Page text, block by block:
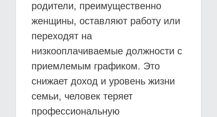
родители, преимущественно
женщины, оставляют работу или
переходят на
низкооплачиваемые должности с
приемлемым графиком. Это
снижает доход и уровень жизни
семьи, человек теряет
профессиональную